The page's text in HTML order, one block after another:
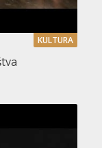
KULTURA